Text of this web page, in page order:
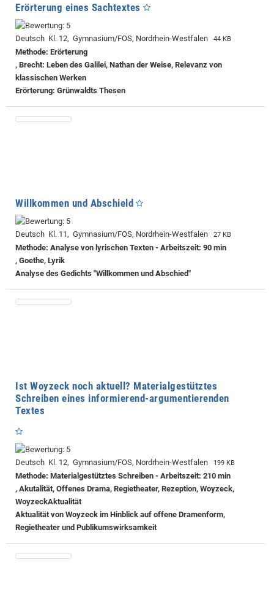
Erörterung eines Sachtextes
Deutsch Kl. 12, Gymnasium/FOS, Nordrhein-Westfalen 44 KB
Methode: Erörterung
, Brecht: Leben des Galilei, Nathan der Weise, Relevanz von
klassischen Werken
Erörterung: Grünwaldts Thesen
Willkommen und Abschield
Deutsch Kl. 11, Gymnasium/FOS, Nordrhein-Westfalen 27 KB
Methode: Analyse von lyrischen Texten - Arbeitszeit: 90 min
, Goethe, Lyrik
Analyse des Gedichts "Willkommen und Abschied"
Ist Woyzeck noch aktuell? Materialgestütztes
Schreiben eines informierend-argumentierenden
Textes
Deutsch Kl. 12, Gymnasium/FOS, Nordrhein-Westfalen 199 KB
Methode: Materialgestütztes Schreiben - Arbeitszeit: 210 min
, Akutalität, Offenes Drama, Regietheater, Rezeption, Woyzeck,
WoyzeckAktualität
Aktualität von Woyzeck im Hinblick auf offene Dramenform,
Regietheater und Publikumswirksamkeit